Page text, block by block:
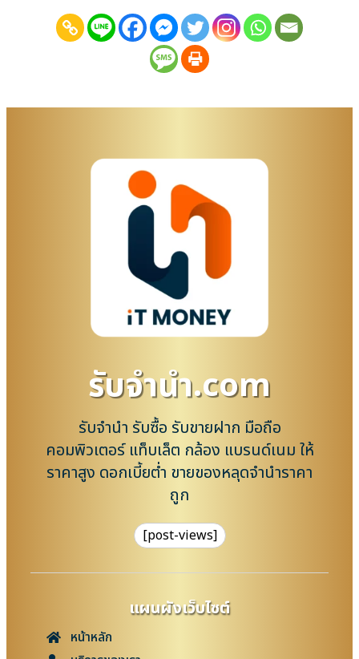
รับจํานํา.com
รับจำนำ รับซื้อ รับขายฝาก มือถือ
คอมพิวเตอร์ แท็บเล็ต กล้อง แบรนด์เนม ให้
ราคาสูง ดอกเบี้ยต่ำ ขายของหลุดจำนำราคา
ถูก
[post-views]
แผนผังเว็บไซต์
หน้าหลัก